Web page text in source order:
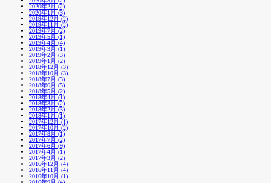
2020年2月 (2)
2020年1月 (3)
2019年12月 (2)
2019年11月 (2)
2019年7月 (2)
2019年5月 (1)
2019年4月 (4)
2019年3月 (1)
2019年2月 (3)
2019年1月 (2)
2018年12月 (3)
2018年10月 (3)
2018年7月 (3)
2018年6月 (5)
2018年5月 (2)
2018年4月 (1)
2018年3月 (2)
2018年2月 (3)
2018年1月 (1)
2017年12月 (1)
2017年10月 (2)
2017年8月 (1)
2017年7月 (2)
2017年6月 (9)
2017年4月 (1)
2017年3月 (2)
2016年12月 (4)
2016年11月 (4)
2016年10月 (1)